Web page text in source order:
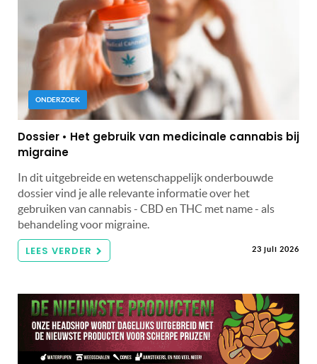
ONDERZOEK
Dossier • Het gebruik van medicinale cannabis bij
migraine
In dit uitgebreide en wetenschappelijk onderbouwde
dossier vind je alle relevante informatie over het
gebruiken van cannabis - CBD en THC met name - als
behandeling voor migraine.
LEES VERDER 23 juli 2026